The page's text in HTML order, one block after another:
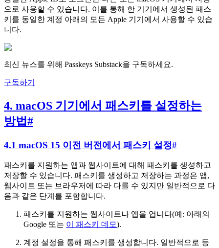
으로 사용할 수 있습니다. 이를 통해 한 기기에서 생성된 패스
키를 동일한 계정 아래의 모든 Apple 기기에서 사용할 수 있습
니다.
최신 뉴스를 위해 Passkeys Substack을 구독하세요.
구독하기
4. macOS 기기에서 패스키를 설정하는
방법#
4.1 macOS 15 이전 버전에서 패스키 설정#
패스키를 지원하는 앱과 웹사이트에 대해 패스키를 생성하고
저장할 수 있습니다. 패스키를 생성하고 저장하는 과정은 앱,
웹사이트 또는 브라우저에 따라 다를 수 있지만 일반적으로 다
음과 같은 단계를 포함합니다.
패스키를 지원하는 웹사이트나 앱을 엽니다(예: 아래의
Google 또는 이 패스키 데모).
계정 설정을 통해 패스키를 생성합니다. 일반적으로 등